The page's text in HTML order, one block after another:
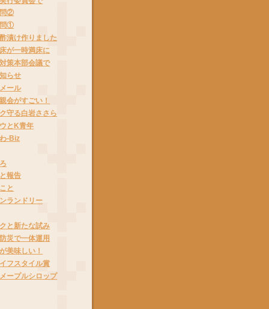
問②
問①
漬け作りました
が一時満床に
策本部会議で
らせ
ール
会がすごい！
守る白岩ささら
とK青年
-Biz
報告
と
ランドリー
と新たな試み
災で一体運用
美味しい！
フスタイル賞
ープルシロップ